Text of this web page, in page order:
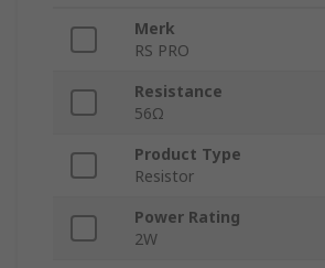
Merk
RS PRO
Resistance
56Ω
Product Type
Resistor
Power Rating
2W